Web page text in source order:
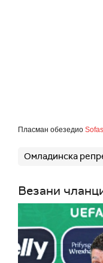
Пласман обезедио
Омладинска
Везани